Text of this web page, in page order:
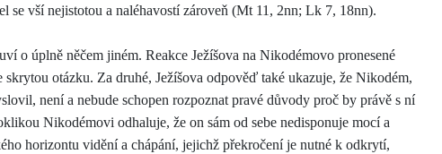
se vší nejistotou a naléhavostí zároveň (Mt 11, 2nn; Lk 7, 18nn).
o úplně něčem jiném. Reakce Ježíšova na Nikodémovo pronesené
otázku. Za druhé, Ježíšova odpověď také ukazuje, že Nikodém,
není a nebude schopen rozpoznat pravé důvody proč by právě s ní
Nikodémovi odhaluje, že on sám od sebe nedisponuje mocí a
horizontu vidění a chápání, jejichž překročení je nutné k odkrytí,